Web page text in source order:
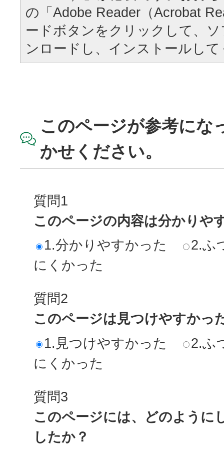
の「Adobe Reader（Acrobat
ードボタンをクリックして、
ンロードし、インストールし
このページが参考にな
かせください。
質問1
このページの内容は分かりや
1.分かりやすかった
2.ふ
にくかった
質問2
このページは見つけやすかっ
1.見つけやすかった
2.ふ
にくかった
質問3
このページには、どのように
したか？